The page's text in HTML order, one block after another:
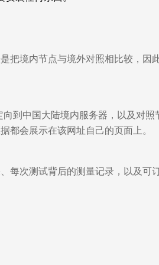
把境内节点与境外对照相比较，因
到中国大陆境内服务器，以及对照
都会展示在该网址自己的页面上。
每次测试背后的测量记录，以及可